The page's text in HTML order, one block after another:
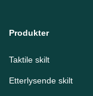
Produkter
Taktile skilt
Etterlysende skilt